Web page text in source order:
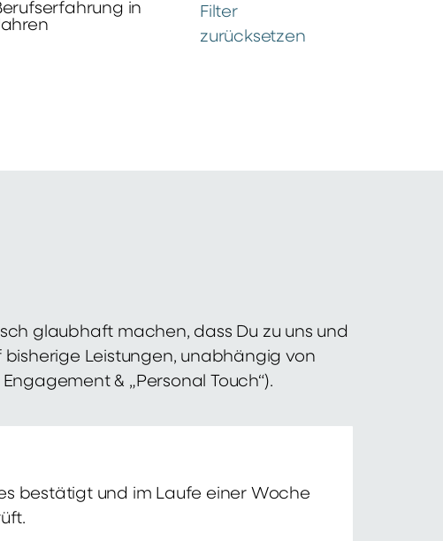
in
Filter
zurücksetzen
glaubhaft machen, dass Du zu uns und
Leistungen, unabhängig von
& „Personal Touch“).
bestätigt und im Laufe einer Woche